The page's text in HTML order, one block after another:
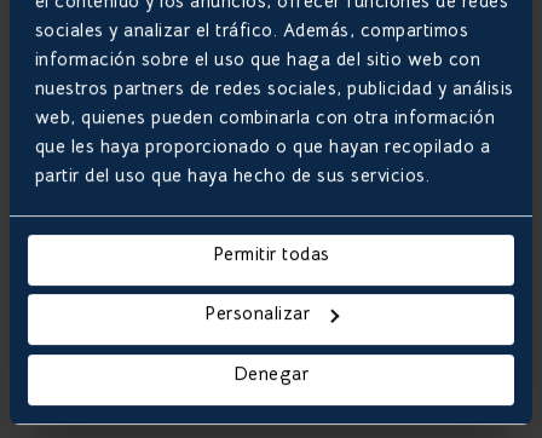
sociales y analizar el tráfico. Además, compartimos
información sobre el uso que haga del sitio web con
nuestros partners de redes sociales, publicidad y análisis
web, quienes pueden combinarla con otra información
que les haya proporcionado o que hayan recopilado a
partir del uso que haya hecho de sus servicios.
Permitir todas
Personalizar
Denegar
La programación web está en auge
En Estados Unidos la asignatura de programación
está presente en las aulas desde hace ya un
país. En algunos institutos españoles ya es
obligatoria la materia de Tecnología,
Programación y Robótica que enseña a los
jóvenes como desarrollarse en este campo,
además...